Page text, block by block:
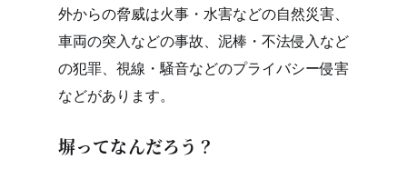
外からの脅威は火事・水害などの自然災害、
車両の突入などの事故、泥棒・不法侵入など
の犯罪、視線・騒音などのプライバシー侵害
などがあります。
塀ってなんだろう？